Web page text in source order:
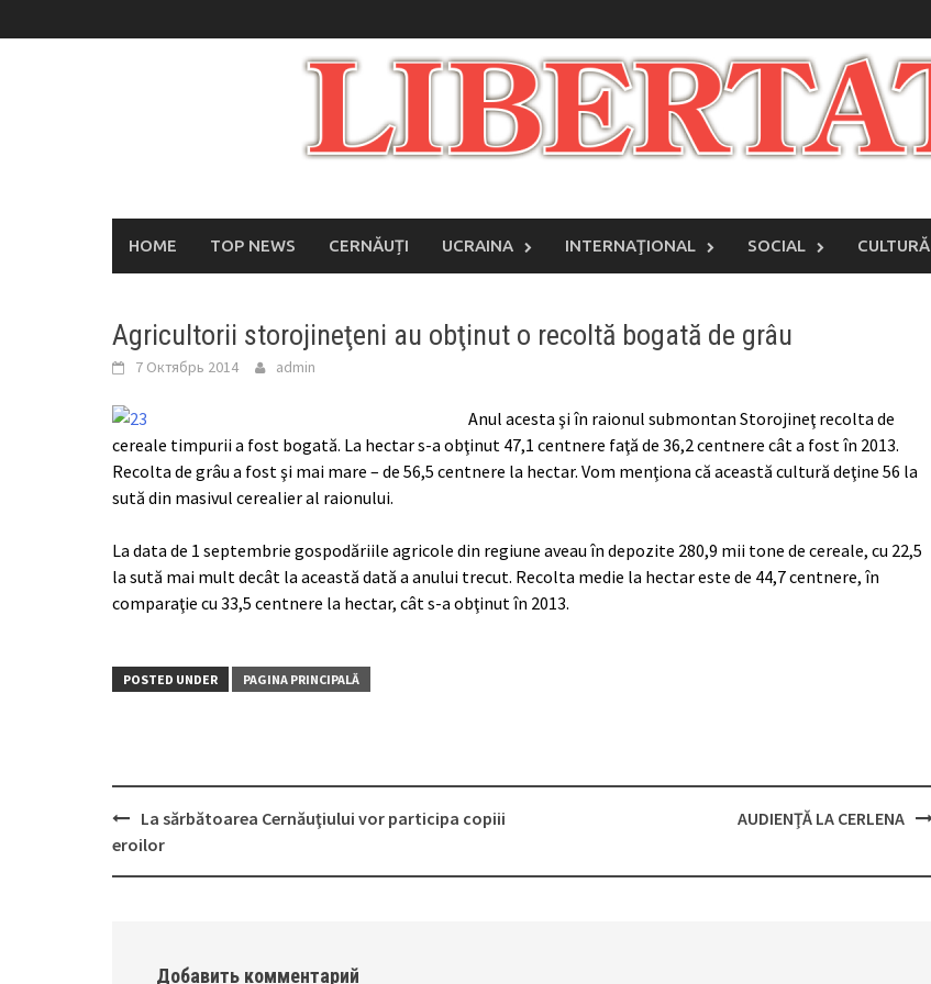
to
HOME TOP NEWS CERNĂUȚI UCRAINA INTERNAŢIONAL SOCIAL CULTURĂ
Agricultorii storojineţeni au obţinut o recoltă bogată de grâu
7 Октябрь 2014 admin
Anul acesta şi în raionul submontan Storojineţ recolta de
cereale timpurii a fost bogată. La hectar s-a obţinut 47,1 centnere faţă de 36,2 centnere cât a fost în 2013.
Recolta de grâu a fost şi mai mare – de 56,5 centnere la hectar. Vom menţiona că această cultură deţine 56 la
sută din masivul cerealier al raionului.
La data de 1 septembrie gospodăriile agricole din regiune aveau în depozite 280,9 mii tone de cereale, cu 22,5
la sută mai mult decât la această dată a anului trecut. Recolta medie la hectar este de 44,7 centnere, în
comparaţie cu 33,5 centnere la hectar, cât s-a obţinut în 2013.
POSTED UNDER PAGINA PRINCIPALĂ
Post
navigation
La sărbătoarea Cernăuţiului vor participa copiii
eroilor
AUDIENŢĂ LA CERLENA
Добавить комментарий